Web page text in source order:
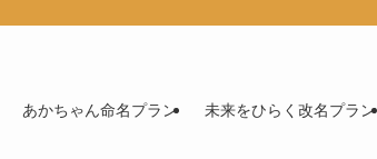
あかちゃん命名プラン 未来をひらく改名プラン